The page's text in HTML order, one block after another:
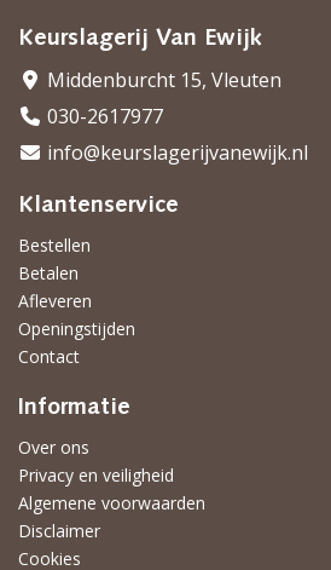
Keurslagerij Van Ewijk
Middenburcht 15, Vleuten
030-2617977
info@keurslagerijvanewijk.nl
Klantenservice
Bestellen
Betalen
Afleveren
Openingstijden
Contact
Informatie
Over ons
Privacy en veiligheid
Algemene voorwaarden
Disclaimer
Cookies